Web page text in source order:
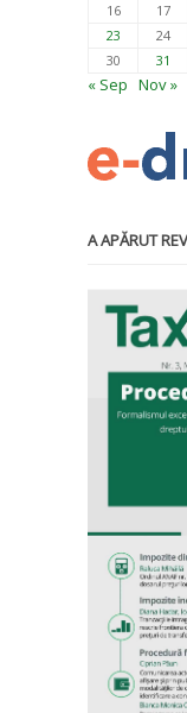
16
17
23
24
30
31
« Sep Nov »
A APĂRUT